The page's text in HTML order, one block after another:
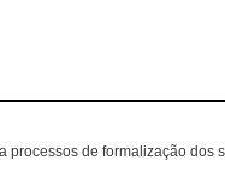
processos de formalização dos